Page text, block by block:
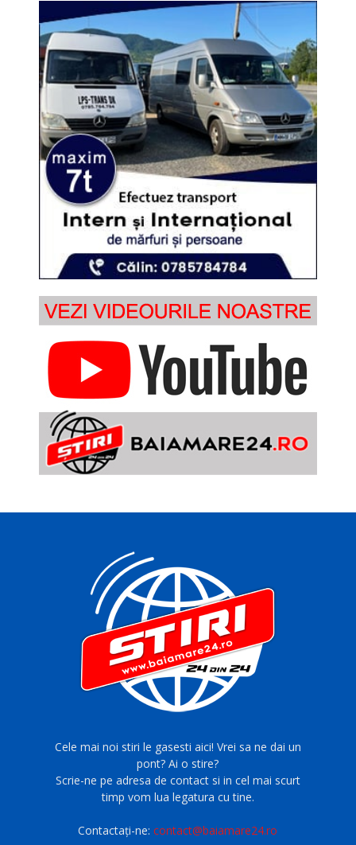
Cele mai noi stiri le gasesti aici! Vrei sa ne dai un
pont? Ai o stire?
Scrie-ne pe adresa de contact si in cel mai scurt
timp vom lua legatura cu tine.
Contactați-ne:contact@baiamare24.ro